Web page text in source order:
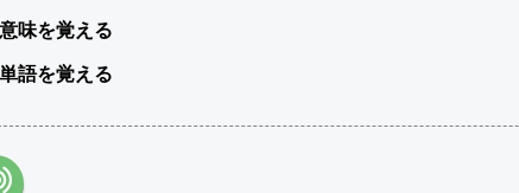
意味を覚える
単語を覚える